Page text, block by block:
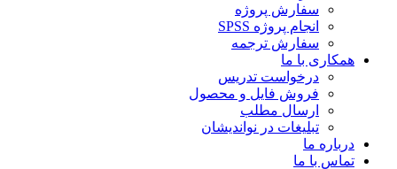
سفارش پروژه
انجام پروژه SPSS
سفارش ترجمه
همکاری با ما
درخواست تدریس
فروش فایل و محصول
ارسال مطلب
تبلیغات در نواندیشان
درباره ما
تماس با ما